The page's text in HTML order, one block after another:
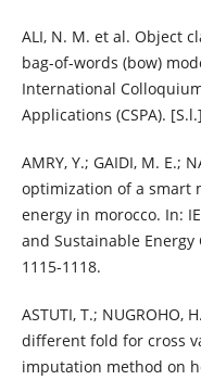
ALI, N. M. et al. Object
bag-of-words (bow)
International
Applications (CSPA).
AMRY, Y.; GAIDI, M. E.;
optimization of a smart
energy in morocco. In:
and Sustainable Energy
1115-1118.
ASTUTI, T.; NUGROHO,
different fold for cross
imputation method on